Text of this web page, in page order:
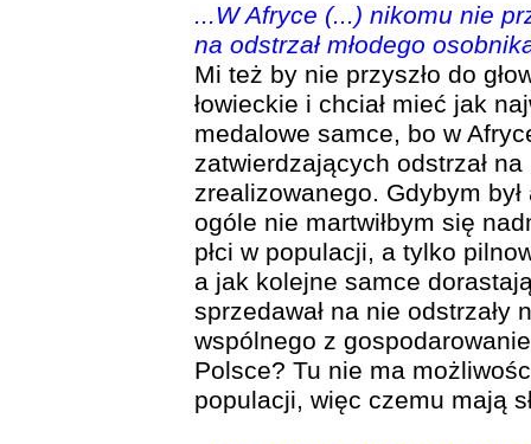
...W Afryce (...) nikomu nie
na odstrzał młodego
Mi też by nie przyszło do
łowieckie i chciał mieć jak
medalowe samce, bo w
zatwierdzających odstrzał
zrealizowanego. Gdybym
ogóle nie martwiłbym się
płci w populacji, a tylko
a jak kolejne samce
sprzedawał na nie odstrzały
wspólnego z
Polsce? Tu nie ma
populacji, więc czemu mają